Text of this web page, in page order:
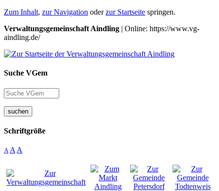
Zum Inhalt, zur Navigation oderzur Startseite springen.
Verwaltungsgemeinschaft Aindling | Online: https://www.vg-
aindling.de/
Suche VGem
suchen
Schriftgröße
A A A